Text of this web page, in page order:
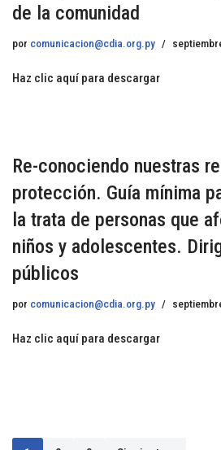
de la comunidad
por comunicacion@cdia.org.py
Haz clic aquí para descargar
Re-conociendo nuestras
protección. Guía mínima
la trata de personas que
niños y adolescentes.
públicos
por comunicacion@cdia.org.py
Haz clic aquí para descargar